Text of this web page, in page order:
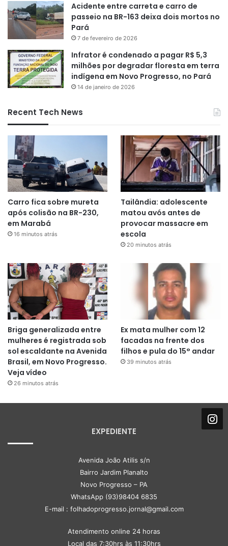
Acidente entre carreta e carro de
passeio na BR-163 deixa dois mortos no
Pará
7 de fevereiro de 2026
Infrator é condenado a pagar R$ 5,3
milhões por degradar floresta em terra
indígena em Novo Progresso, no Pará
14 de janeiro de 2026
Recent Tech News
Carro fica sobre mureta
após colisão na BR-230,
em Marabá
16 minutos atrás
Tailândia: adolescente
matou avós antes de
provocar massacre em
escola
20 minutos atrás
Briga generalizada entre
mulheres é registrada sob
sol escaldante na Avenida
Brasil, em Novo Progresso.
Veja vídeo
26 minutos atrás
Ex mata mulher com 12
facadas na frente dos
filhos e pula do 15° andar
39 minutos atrás
EXPEDIENTE
Avenida João Atilis s/n
Bairro Jardim Planalto
Novo Progresso – PA
WhatsApp (93)98404 6835
E-mail : folhadoprogresso.jornal@gmail.com
Atendimento online 24 horas
Local das 7:30hrs às 11:30hrs